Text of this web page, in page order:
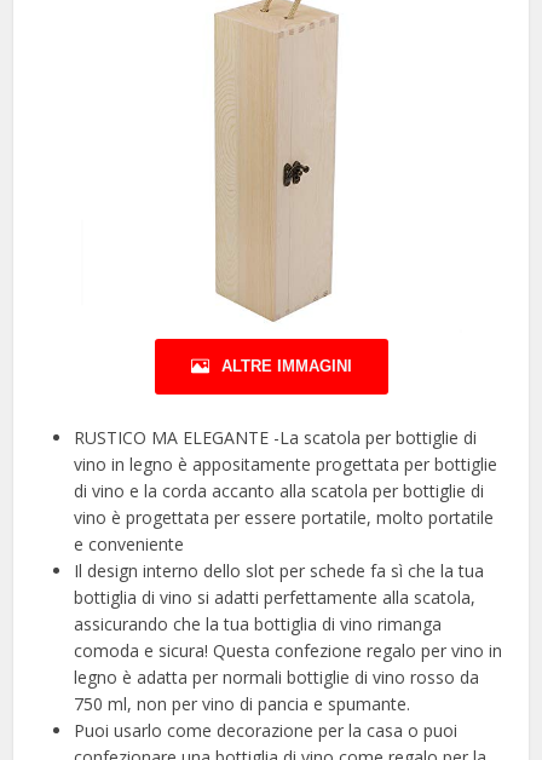
ALTRE IMMAGINI
RUSTICO MA ELEGANTE -La scatola per bottiglie di
vino in legno è appositamente progettata per bottiglie
di vino e la corda accanto alla scatola per bottiglie di
vino è progettata per essere portatile, molto portatile
e conveniente
Il design interno dello slot per schede fa sì che la tua
bottiglia di vino si adatti perfettamente alla scatola,
assicurando che la tua bottiglia di vino rimanga
comoda e sicura! Questa confezione regalo per vino in
legno è adatta per normali bottiglie di vino rosso da
750 ml, non per vino di pancia e spumante.
Puoi usarlo come decorazione per la casa o puoi